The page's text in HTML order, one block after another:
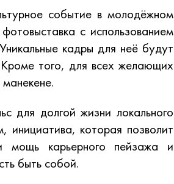
событие в молодёжном
с использованием
кадры для неё будут
того, для всех желающих
для долгой жизни локального
которая позволит
мощь карьерного пейзажа и
быть собой.